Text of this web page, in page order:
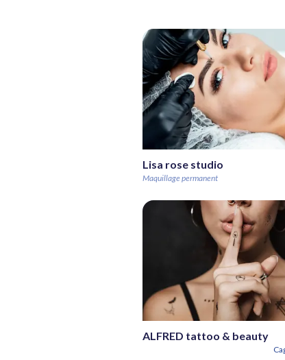
Lisa rose studio
Maquillage permanent
ALFRED tattoo & beauty